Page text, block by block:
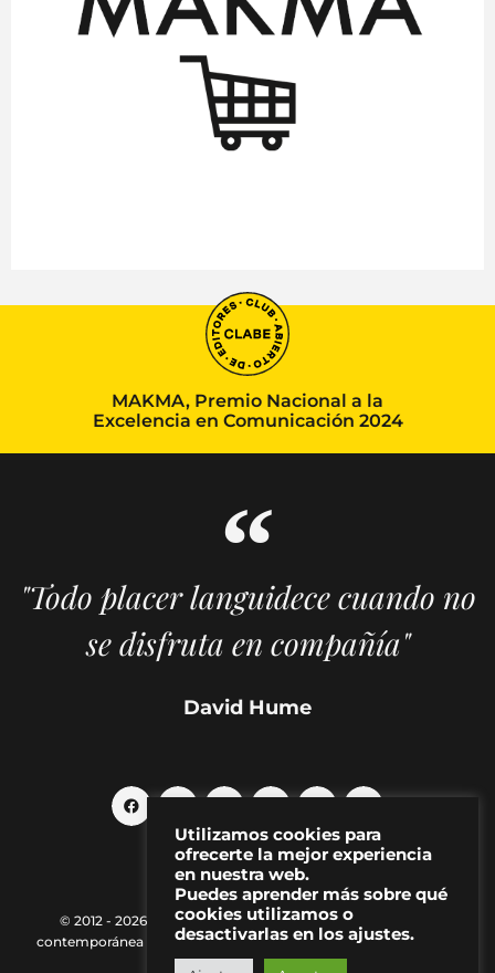
MAKMA, Premio Nacional a la
Excelencia en Comunicación 2024
"Todo placer languidece cuando no
se disfruta en compañía"
David Hume
© 2012 - 2026 MAKMA | Revista de artes visuales y cultura
contemporánea |
Política de Privacidad| Aviso Legal|Contacto
Utilizamos cookies para
ofrecerte la mejor experiencia
en nuestra web.
Puedes aprender más sobre qué
cookies utilizamos o
desactivarlas en los ajustes.